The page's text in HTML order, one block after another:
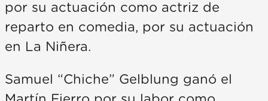
por su actuación como actriz de
reparto en comedia, por su actuación
en La Niñera.
Samuel “Chiche” Gelblung ganó el